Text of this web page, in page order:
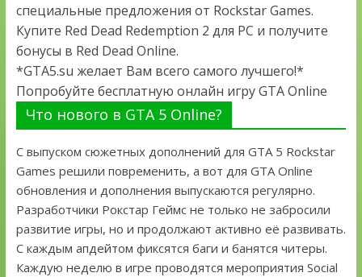
специальные предложения от Rockstar Games.
Купите Red Dead Redemption 2 для PC и получите
бонусы в Red Dead Online.
*GTA5.su желает Вам всего самого лучшего!*
Попробуйте бесплатную онлайн игру GTA Online
Что нового в GTA 5 Online?
С выпуском сюжетных дополнений для GTA 5 Rockstar
Games решили повременить, а вот для GTA Online
обновления и дополнения выпускаются регулярно.
Разработчики Рокстар Геймс не только не забросили
развитие игры, но и продолжают активно её развивать.
С каждым апдейтом фиксятся баги и банятся читеры.
Каждую неделю в игре проводятся мероприятия Social